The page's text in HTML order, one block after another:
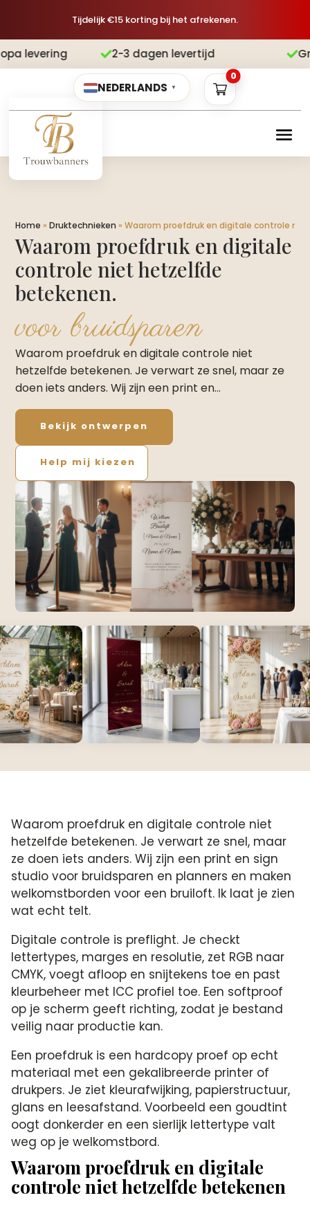
Tijdelijk €15 korting bij het afrekenen.
2-3 dagen levertijd  Gratis
NEDERLANDS ▼
0
Home »Druktechnieken »Waarom proefdruk en digitale controle
Waarom proefdruk en digitale
controle niet hetzelfde
betekenen.
voor bruidsparen
Waarom proefdruk en digitale controle niet
hetzelfde betekenen. Je verwart ze snel, maar ze
doen iets anders. Wij zijn een print en…
Bekijk ontwerpen
Help mij kiezen
Waarom proefdruk en digitale controle niet
hetzelfde betekenen. Je verwart ze snel, maar
ze doen iets anders. Wij zijn een print en sign
studio voor bruidsparen en planners en maken
welkomstborden voor een bruiloft. Ik laat je zien
wat echt telt.
Digitale controle is preflight. Je checkt
lettertypes, marges en resolutie, zet RGB naar
CMYK, voegt afloop en snijtekens toe en past
kleurbeheer met ICC profiel toe. Een softproof
op je scherm geeft richting, zodat je bestand
veilig naar productie kan.
Een proefdruk is een hardcopy proef op echt
materiaal met een gekalibreerde printer of
drukpers. Je ziet kleurafwijking, papierstructuur,
glans en leesafstand. Voorbeeld een goudtint
oogt donkerder en een sierlijk lettertype valt
weg op je welkomstbord.
Waarom proefdruk en digitale
controle niet hetzelfde betekenen